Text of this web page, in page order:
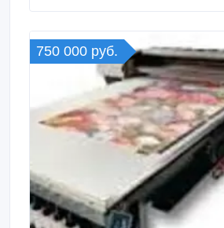
750 000 руб.